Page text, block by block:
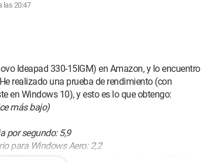
las 20:47
Ideapad 330-15IGM) en Amazon, y lo encuentro
realizado una prueba de rendimiento (con
en Windows 10), y esto es lo que obtengo:
más bajo)
por segundo: 5,9
para Windows Aero: 2,2